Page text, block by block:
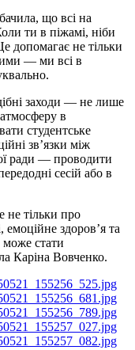
що всі на
ти в піжамі, ніби
допомагає не тільки
— ми всі в
заходи — не лише
в
студентське
зв’язки між
ради — проводити
сесій або в
тільки про
здоров’я та
може стати
Каріна Вовченко.